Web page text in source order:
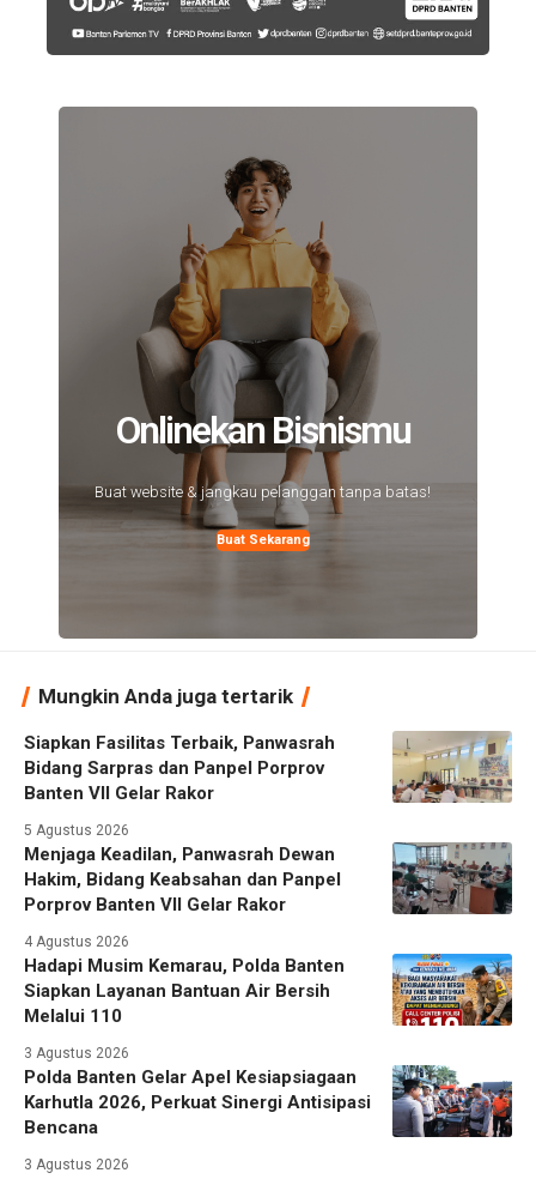
Onlinekan Bisnismu
Buat website & jangkau pelanggan tanpa batas!
Buat Sekarang
Mungkin Anda juga tertarik
Siapkan Fasilitas Terbaik, Panwasrah
Bidang Sarpras dan Panpel Porprov
Banten VII Gelar Rakor
5 Agustus 2026
Menjaga Keadilan, Panwasrah Dewan
Hakim, Bidang Keabsahan dan Panpel
Porprov Banten VII Gelar Rakor
4 Agustus 2026
Hadapi Musim Kemarau, Polda Banten
Siapkan Layanan Bantuan Air Bersih
Melalui 110
3 Agustus 2026
Polda Banten Gelar Apel Kesiapsiagaan
Karhutla 2026, Perkuat Sinergi Antisipasi
Bencana
3 Agustus 2026